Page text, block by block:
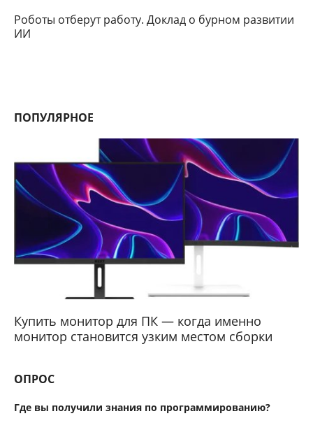
Роботы отберут работу. Доклад о бурном развитии
ИИ
ПОПУЛЯРНОЕ
Купить монитор для ПК — когда именно
монитор становится узким местом сборки
ОПРОС
Где вы получили знания по программированию?